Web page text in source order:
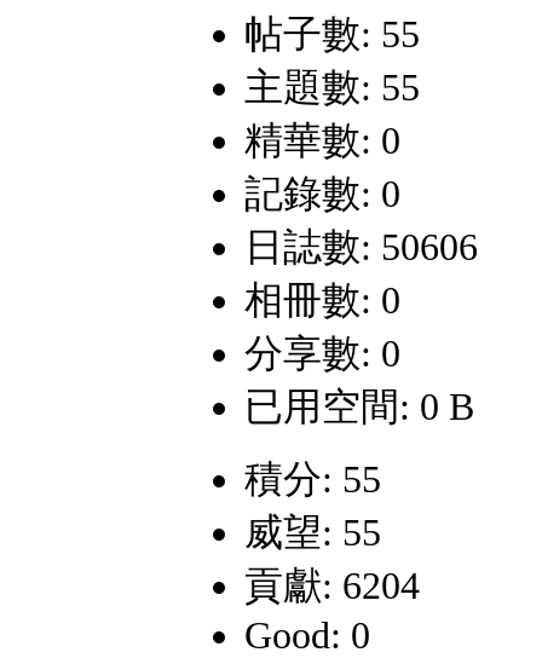
帖子數: 55
主題數: 55
精華數: 0
記錄數: 0
日誌數: 50606
相冊數: 0
分享數: 0
已用空間: 0 B
積分: 55
威望: 55
貢獻: 6204
Good: 0